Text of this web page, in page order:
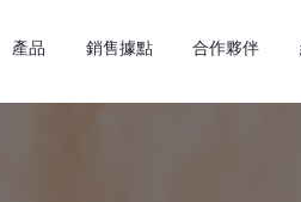
產品 銷售據點 合作夥伴